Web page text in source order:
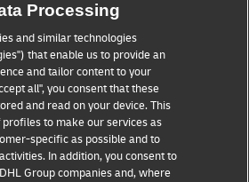
Basın Merkezi
Sürdürülebilirlik
Yasal bildirim
Kullanım Şartları
Gizlilik
Processing
and similar technologies
that enable us to provide an
and tailor content to your
all", you consent that these
and read on your device. This
to make our services as
specific as possible and to
In addition, you consent to
Group companies and, where